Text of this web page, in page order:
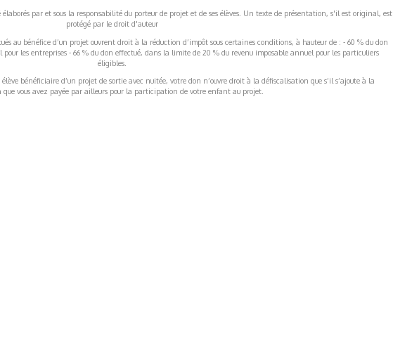
par et sous la responsabilité du porteur de projet et de ses élèves. Un texte de présentation, s'il est original, est
protégé par le droit d'auteur
au bénéfice d’un projet ouvrent droit à la réduction d’impôt sous certaines conditions, à hauteur de : - 60 % du don
les entreprises - 66 % du don effectué, dans la limite de 20 % du revenu imposable annuel pour les particuliers
éligibles.
bénéficiaire d’un projet de sortie avec nuitée, votre don n’ouvre droit à la défiscalisation que s’il s’ajoute à la
vous avez payée par ailleurs pour la participation de votre enfant au projet.